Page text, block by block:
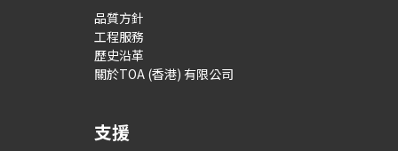
品質方針
工程服務
歷史沿革
關於TOA (香港) 有限公司
支援